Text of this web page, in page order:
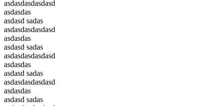
asdasdasdasdasd
asdasdas
asdasd sadas
asdasdasdasdasd
asdasdas
asdasd sadas
asdasdasdasdasd
asdasdas
asdasd sadas
asdasdasdasdasd
asdasdas
asdasd sadas